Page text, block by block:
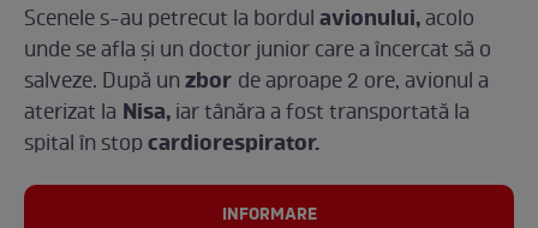
Scenele s-au petrecut la bordulavionului,acolo
unde se afla și un doctor junior care a încercat să o
salveze. După unzbor de aproape 2 ore, avionul a
aterizat la Nisa,iar tânăra a fost transportată la
spital în stopcardiorespirator.
INFORMARE